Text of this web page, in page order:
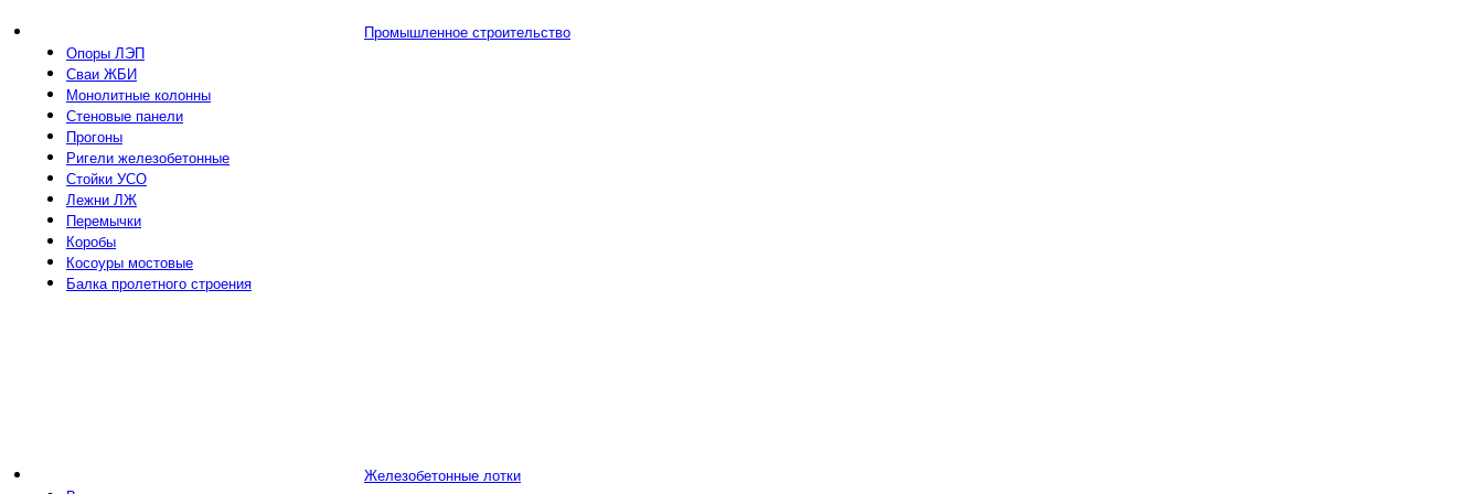
Промышленное строительство
Опоры ЛЭП
Сваи ЖБИ
Монолитные колонны
Стеновые панели
Прогоны
Ригели железобетонные
Стойки УСО
Лежни ЛЖ
Перемычки
Коробы
Косоуры мостовые
Балка пролетного строения
Железобетонные лотки